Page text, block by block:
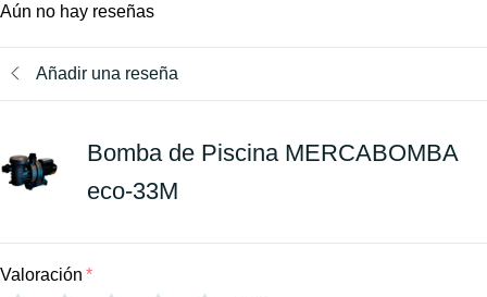
Aún no hay reseñas
Añadir una reseña
Bomba de Piscina MERCABOMBA
eco-33M
Valoración *